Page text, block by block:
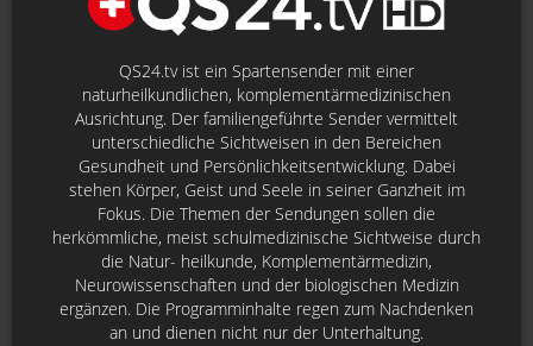
QS24.tv ist ein Spartensender mit einer
naturheilkundlichen, komplementärmedizinischen
Ausrichtung. Der familiengeführte Sender vermittelt
unterschiedliche Sichtweisen in den Bereichen
Gesundheit und Persönlichkeitsentwicklung. Dabei
stehen Körper, Geist und Seele in seiner Ganzheit im
Fokus. Die Themen der Sendungen sollen die
herkömmliche, meist schulmedizinische Sichtweise durch
die Natur- heilkunde, Komplementärmedizin,
Neurowissenschaften und der biologischen Medizin
ergänzen. Die Programminhalte regen zum Nachdenken
an und dienen nicht nur der Unterhaltung.